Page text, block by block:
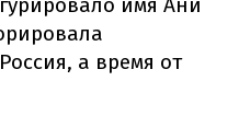
имя Ани
а время от